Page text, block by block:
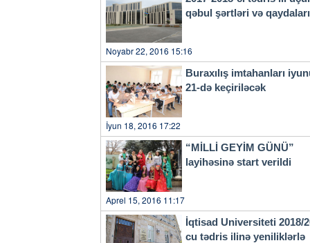
istişarelere devam
qəbul şərtləri və
Noyabr 22, 2016 15:16
Buraxılış imtahanları
21-də keçiriləcək
İyun 18, 2016 17:22
“MİLLİ GEYİM GÜNÜ”
layihəsinə start verildi
Aprel 15, 2016 11:17
İqtisad Universiteti 2018/
cu tədris ilinə yeniliklərlə